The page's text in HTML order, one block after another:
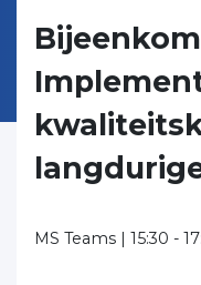
MS Teams | 15:30 -